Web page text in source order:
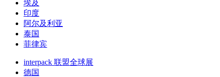
埃及
印度
阿尔及利亚
泰国
菲律宾
interpack 联盟全球展
德国